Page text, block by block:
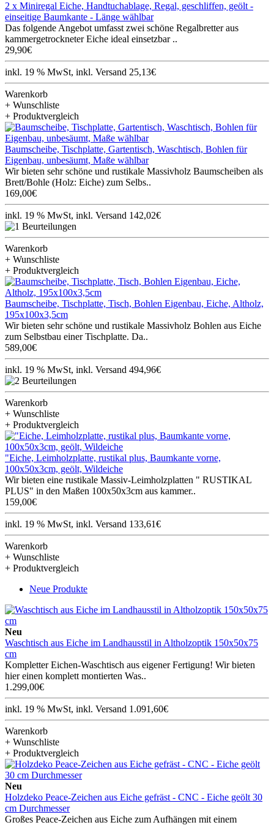
2 x Miniregal Eiche, Handtuchablage, Regal, geschliffen, geölt -
einseitige Baumkante - Länge wählbar
Das folgende Angebot umfasst zwei schöne Regalbretter aus
kammergetrockneter Eiche ideal einsetzbar ..
29,90€
inkl. 19 % MwSt, inkl. Versand 25,13€
Warenkorb
+ Wunschliste
+ Produktvergleich
Baumscheibe, Tischplatte, Gartentisch, Waschtisch, Bohlen für
Eigenbau, unbesäumt, Maße wählbar
Wir bieten sehr schöne und rustikale Massivholz Baumscheiben als
Brett/Bohle (Holz: Eiche) zum Selbs..
169,00€
inkl. 19 % MwSt, inkl. Versand 142,02€
Warenkorb
+ Wunschliste
+ Produktvergleich
Baumscheibe, Tischplatte, Tisch, Bohlen Eigenbau, Eiche, Altholz,
195x100x3,5cm
Wir bieten sehr schöne und rustikale Massivholz Bohlen aus Eiche
zum Selbstbau einer Tischplatte. Da..
589,00€
inkl. 19 % MwSt, inkl. Versand 494,96€
Warenkorb
+ Wunschliste
+ Produktvergleich
"Eiche, Leimholzplatte, rustikal plus, Baumkante vorne,
100x50x3cm, geölt, Wildeiche
Wir bieten eine rustikale Massiv-Leimholzplatten " RUSTIKAL
PLUS" in den Maßen 100x50x3cm aus kammer..
159,00€
inkl. 19 % MwSt, inkl. Versand 133,61€
Warenkorb
+ Wunschliste
+ Produktvergleich
Neue Produkte
Neu
Waschtisch aus Eiche im Landhausstil in Altholzoptik 150x50x75
cm
Kompletter Eichen-Waschtisch aus eigener Fertigung! Wir bieten
hier einen komplett montierten Was..
1.299,00€
inkl. 19 % MwSt, inkl. Versand 1.091,60€
Warenkorb
+ Wunschliste
+ Produktvergleich
Neu
Holzdeko Peace-Zeichen aus Eiche gefräst - CNC - Eiche geölt 30
cm Durchmesser
Großes Peace-Zeichen aus Eiche zum Aufhängen mit einem